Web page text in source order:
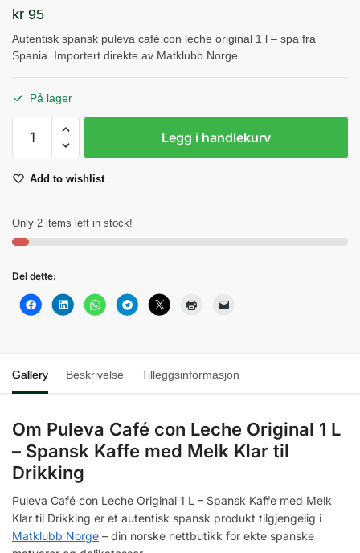
kr 95
Autentisk spansk puleva café con leche original 1 l – spa fra
Spania. Importert direkte av Matklubb Norge.
På lager
Café
Leche
1
L
Spansk
Kaffe
med
til
Drikking
Legg i handlekurv
Add to wishlist
Only 2 items left in stock!
Del dette:
Gallery Beskrivelse Tilleggsinformasjon
Om Puleva Café con Leche Original 1 L
– Spansk Kaffe med Melk Klar til
Drikking
Puleva Café con Leche Original 1 L – Spansk Kaffe med Melk
Klar til Drikking er et autentisk spansk produkt tilgjengelig i
Matklubb Norge – din norske nettbutikk for ekte spanske